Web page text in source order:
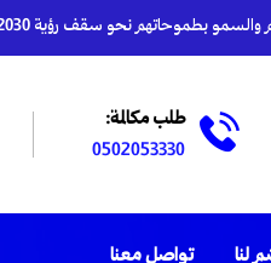
بطموحاتهم نحو سقف رؤية 2030
طلب مكالمة:
0502053330
لنا تواصل معنا